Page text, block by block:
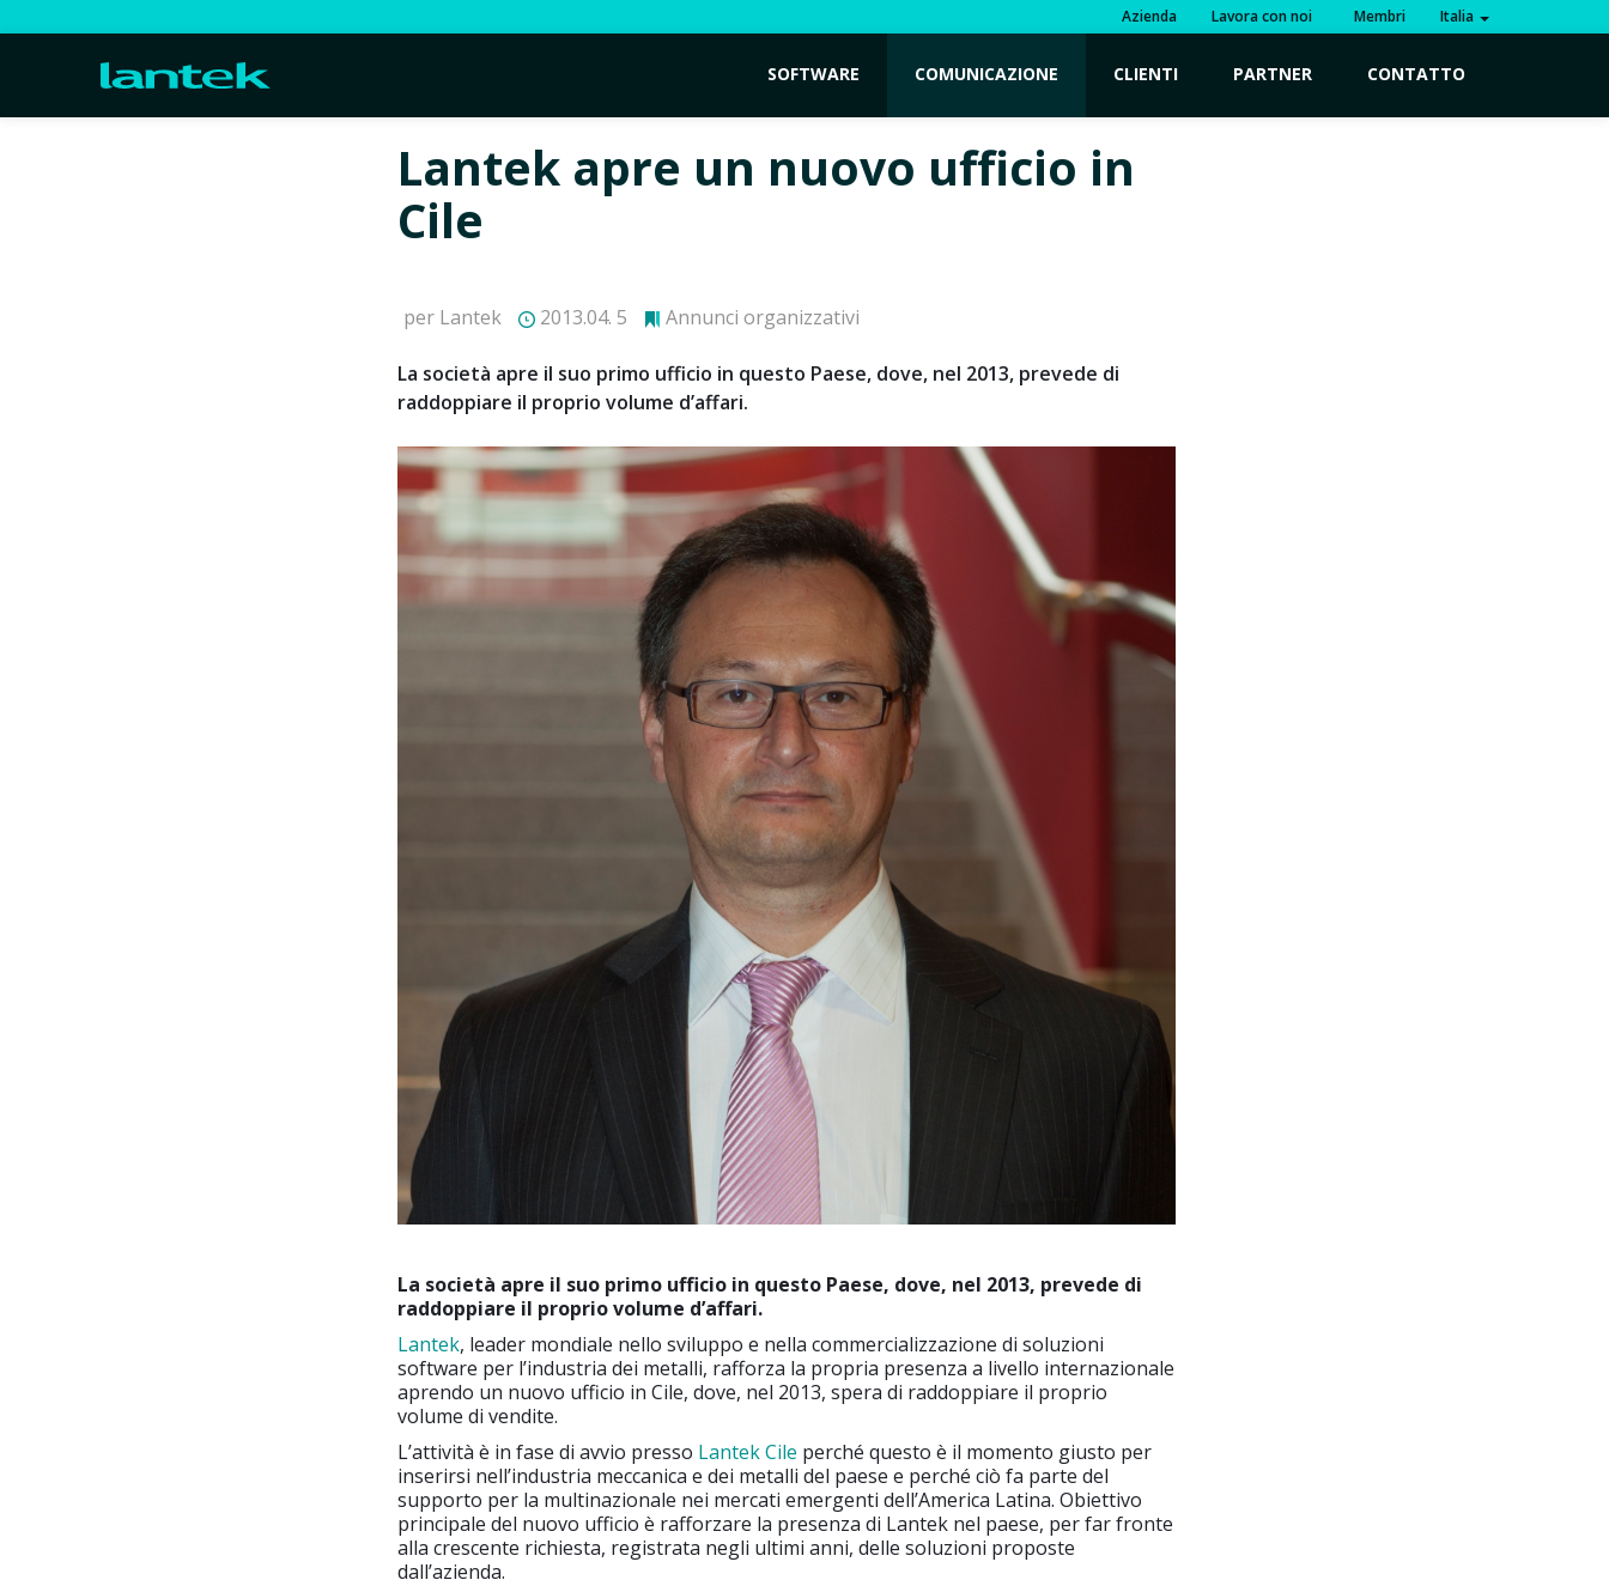
Azienda Lavora con noi Membri Italia
SOFTWARE COMUNICAZIONE CLIENTI PARTNER CONTATTO
Lantek apre un nuovo ufficio in
Cile
per Lantek 2013.04. 5 Annunci organizzativi
La società apre il suo primo ufficio in questo Paese, dove, nel 2013, prevede di
raddoppiare il proprio volume d’affari.
La società apre il suo primo ufficio in questo Paese, dove, nel 2013, prevede di
raddoppiare il proprio volume d’affari.
Lantek, leader mondiale nello sviluppo e nella commercializzazione di soluzioni
software per l’industria dei metalli, rafforza la propria presenza a livello internazionale
aprendo un nuovo ufficio in Cile, dove, nel 2013, spera di raddoppiare il proprio
volume di vendite.
L’attività è in fase di avvio presso Lantek Cile perché questo è il momento giusto per
inserirsi nell’industria meccanica e dei metalli del paese e perché ciò fa parte del
supporto per la multinazionale nei mercati emergenti dell’America Latina. Obiettivo
principale del nuovo ufficio è rafforzare la presenza di Lantek nel paese, per far fronte
alla crescente richiesta, registrata negli ultimi anni, delle soluzioni proposte
dall’azienda.